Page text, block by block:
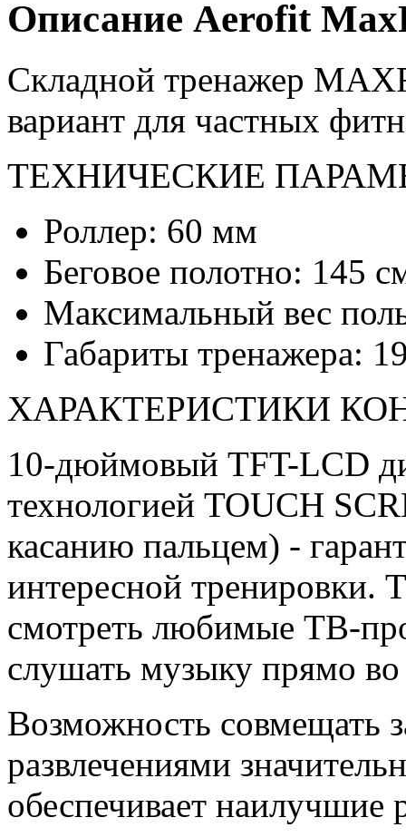
Описание Aerofit
Складной тренажер
вариант для частных
ТЕХНИЧЕСКИЕ
Роллер: 60 мм
Беговое полотно: 145
Максимальный вес
Габариты тренажера:
ХАРАКТЕРИСТИКИ
10-дюймовый TFT-LCD
технологией TOUCH
касанию пальцем) -
интересной тренировки.
смотреть любимые ТВ-
слушать музыку прямо
Возможность совмещать
развлечениями
обеспечивает наилучшие